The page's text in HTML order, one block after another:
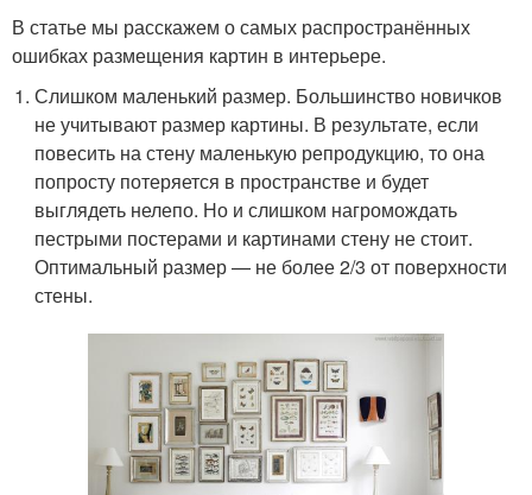
В статье мы расскажем о самых распространённых
ошибках размещения картин в интерьере.
Слишком маленький размер. Большинство новичков
не учитывают размер картины. В результате, если
повесить на стену маленькую репродукцию, то она
попросту потеряется в пространстве и будет
выглядеть нелепо. Но и слишком нагромождать
пестрыми постерами и картинами стену не стоит.
Оптимальный размер — не более 2/3 от поверхности
стены.